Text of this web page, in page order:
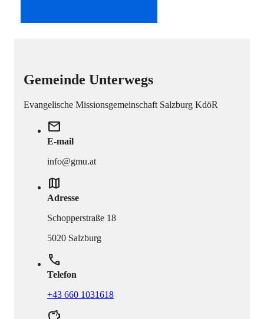
Gemeinde Unterwegs
Evangelische Missionsgemeinschaft Salzburg KdöR
mail
E-mail
info@gmu.at
map
Adresse
Schopperstraße 18
5020 Salzburg
phone
Telefon
+43 660 1031618